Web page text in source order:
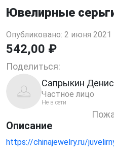
Ювелирные
Опубликовано: 2 июня 2021
542,00 ₽
Поделиться:
Сапрыкин Денис
Частное лицо
Не в сети
Описание
https://chinajewelry.ru/